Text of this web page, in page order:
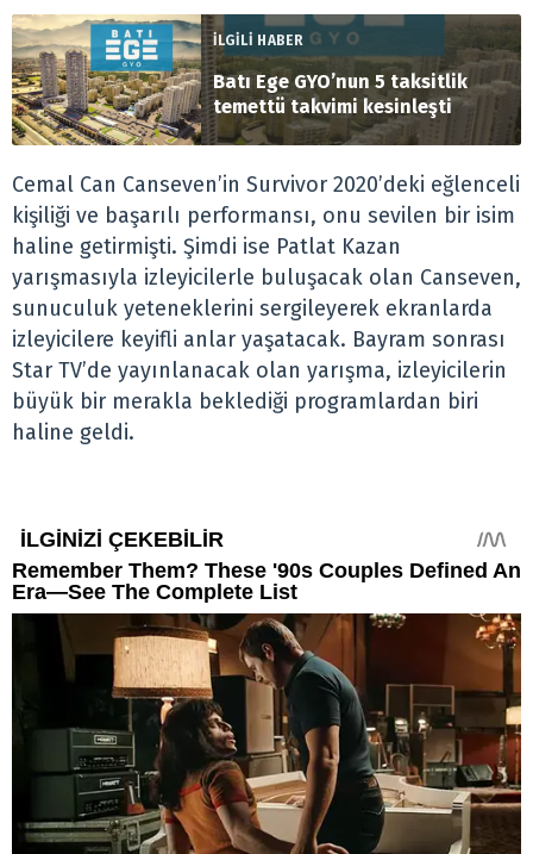
İLGİLİ HABER
Batı Ege GYO’nun 5 taksitlik
temettü takvimi kesinleşti
Cemal Can Canseven’in Survivor 2020’deki eğlenceli
kişiliği ve başarılı performansı, onu sevilen bir isim
haline getirmişti. Şimdi ise Patlat Kazan
yarışmasıyla izleyicilerle buluşacak olan Canseven,
sunuculuk yeteneklerini sergileyerek ekranlarda
izleyicilere keyifli anlar yaşatacak. Bayram sonrası
Star TV’de yayınlanacak olan yarışma, izleyicilerin
büyük bir merakla beklediği programlardan biri
haline geldi.